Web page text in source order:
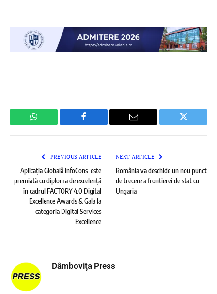
WhatsApp Facebook Email Twitter
PREVIOUS ARTICLE
Aplicația Globală InfoCons este
premiată cu diploma de excelență
în cadrul FACTORY 4.0 Digital
Excellence Awards & Gala la
categoria Digital Services
Excellence
NEXT ARTICLE
România va deschide un nou punct
de trecere a frontierei de stat cu
Ungaria
Dâmboviţa Press